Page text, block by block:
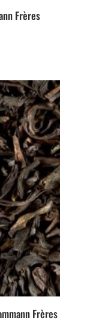
Frères
Frères